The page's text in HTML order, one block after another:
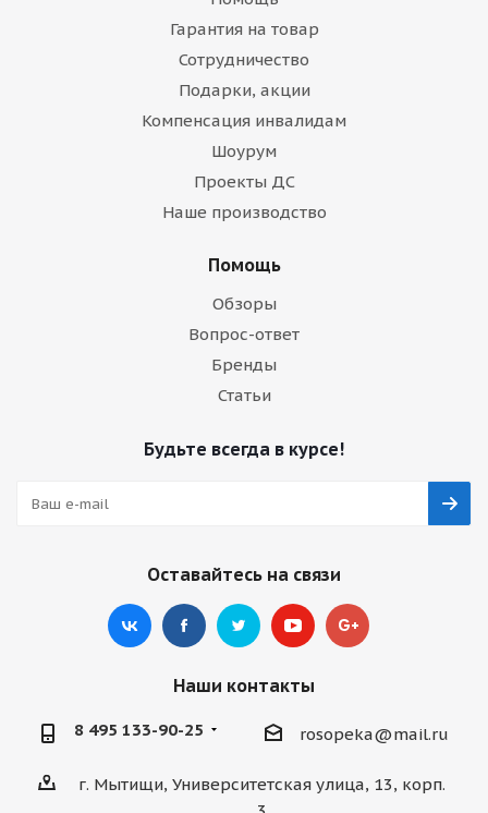
Гарантия на товар
Сотрудничество
Подарки, акции
Компенсация инвалидам
Шоурум
Проекты ДС
Наше производство
Помощь
Обзоры
Вопрос-ответ
Бренды
Статьи
Будьте всегда в курсе!
Оставайтесь на связи
Наши контакты
8 495 133-90-25 rosopeka@mail.ru
г. Мытищи, Университетская улица, 13, корп.